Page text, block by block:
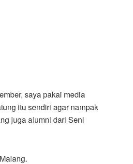
saya pakai media
itu sendiri agar nampak
juga alumni dari Seni